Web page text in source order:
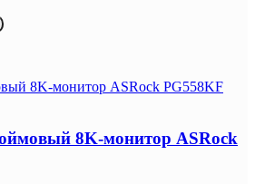
8K-монитор ASRock PG558KF
8K-монитор ASRock